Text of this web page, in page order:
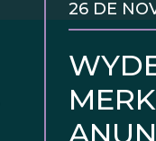
26 DE